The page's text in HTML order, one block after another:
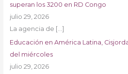
superan los 3200 en RD Congo
julio 29, 2026
La agencia de […]
Educación en América Latina,
del miércoles
julio 29, 2026